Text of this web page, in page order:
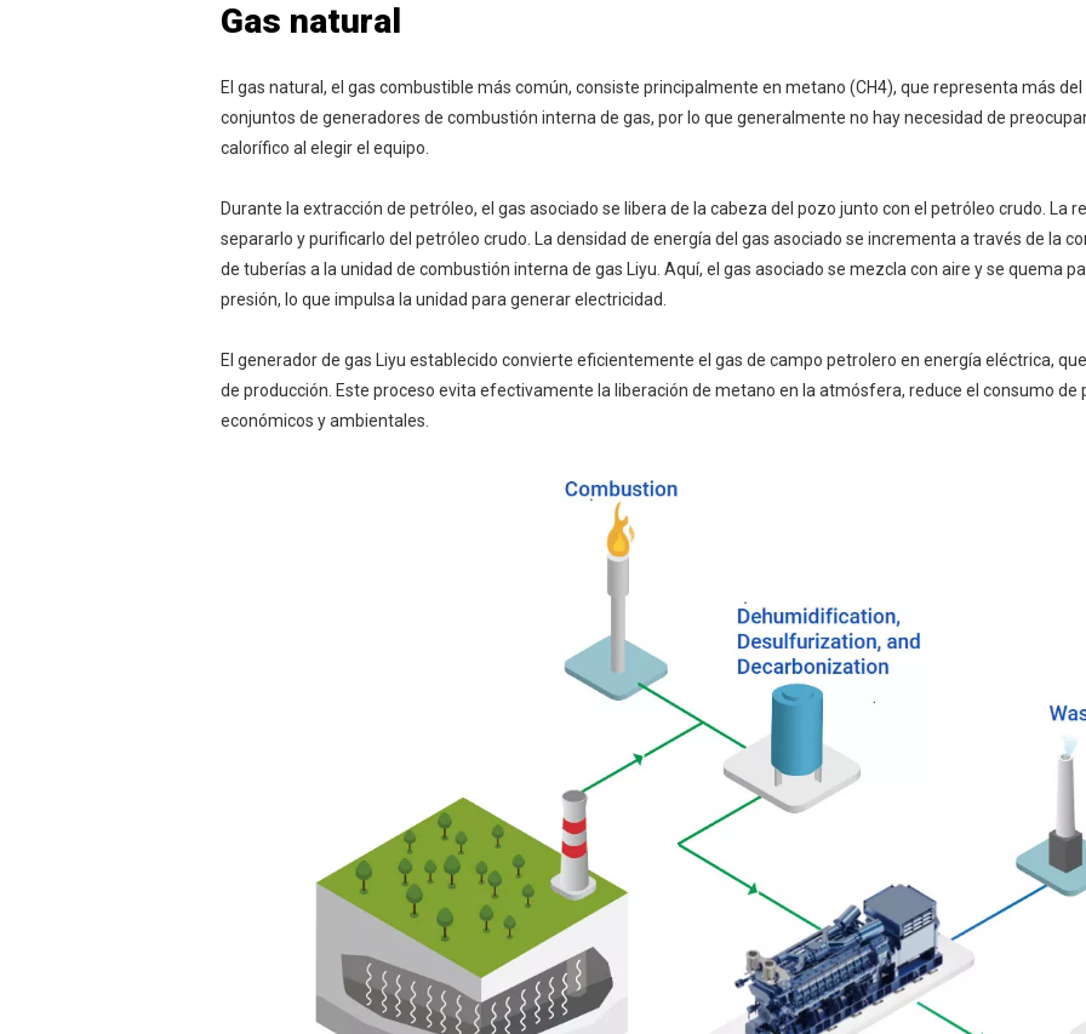
Gas natural
El gas natural, el gas combustible más común, consiste principalmente en metano (CH4), que representa más del
conjuntos de generadores de combustión interna de gas, por lo que generalmente no hay necesidad de
calorífico al elegir el equipo.
Durante la extracción de petróleo, el gas asociado se libera de la cabeza del pozo junto con el petróleo crudo. La
separarlo y purificarlo del petróleo crudo. La densidad de energía del gas asociado se incrementa a través de la
de tuberías a la unidad de combustión interna de gas Liyu. Aquí, el gas asociado se mezcla con aire y se quema
presión, lo que impulsa la unidad para generar electricidad.
El generador de gas Liyu establecido convierte eficientemente el gas de campo petrolero en energía eléctrica,
de producción. Este proceso evita efectivamente la liberación de metano en la atmósfera, reduce el consumo
económicos y ambientales.